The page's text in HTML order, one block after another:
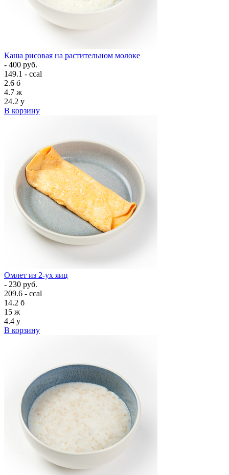
Каша рисовая на растительном молоке
- 400 руб.
149.1 - ccal
2.6 б
4.7 ж
24.2 у
В корзину
Омлет из 2-ух яиц
- 230 руб.
209.6 - ccal
14.2 б
15 ж
4.4 у
В корзину